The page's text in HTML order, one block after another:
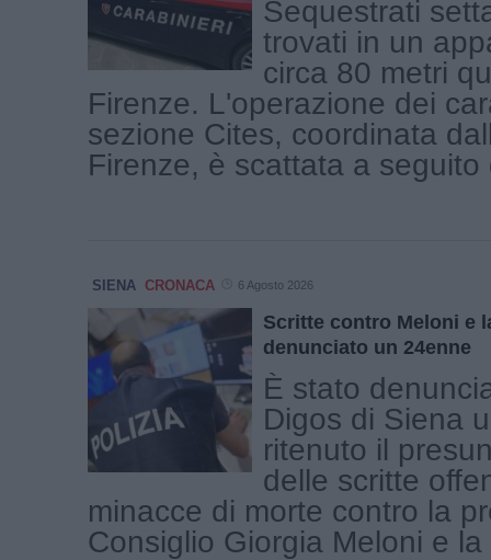
Sequestrati
trovati in un
circa 80 metri
Firenze. L'operazione dei
sezione Cites, coordinata
Firenze, è scattata a seguito
SIENA CRONACA 6 Agosto 2026
Scritte contro Meloni e
denunciato un 24enne
È stato
Digos di Siena
ritenuto il
delle scritte
minacce di morte contro la
Consiglio Giorgia Meloni e la